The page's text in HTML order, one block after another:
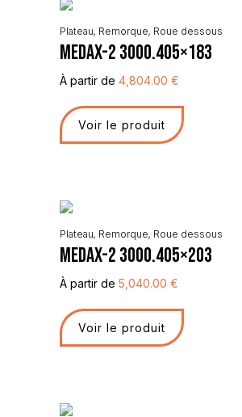
Plateau, Remorque, Roue dessous
Medax-2 3000.405×183
À partir de 4,804.00 €
Voir le produit
Plateau, Remorque, Roue dessous
Medax-2 3000.405×203
À partir de 5,040.00 €
Voir le produit